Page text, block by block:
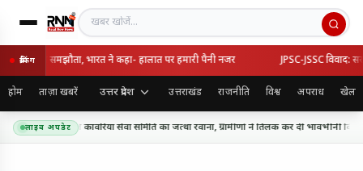
खबर खोजें
ब्रेकिंग
का रक्षा समझौता, भारत ने कहा- हालात पर हमारी पैनी नजर JPSC-JSSC विवाद:
होम ताज़ा खबरें उत्तर प्रदेश उत्तराखंड राजनीति विश्व अपराध खेल
लाइव अपडेट
के लिए शिव शक्ति कांवरिया सेवा समिति का जत्था रवाना, ग्रामीणों ने तिलक कर दी भावभीनी विदाई